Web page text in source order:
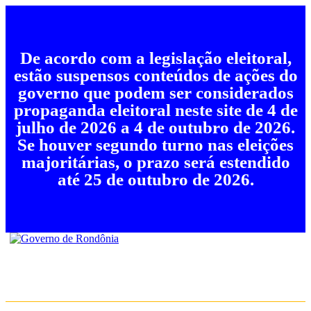
De acordo com a legislação eleitoral,
estão suspensos conteúdos de ações do
governo que podem ser considerados
propaganda eleitoral neste site de 4 de
julho de 2026 a 4 de outubro de 2026.
Se houver segundo turno nas eleições
majoritárias, o prazo será estendido
até 25 de outubro de 2026.